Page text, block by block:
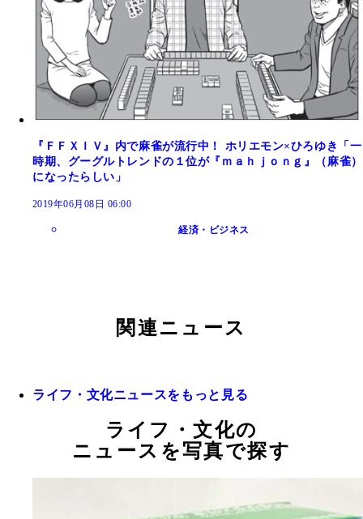
『ＦＦＸＩＶ』内で麻雀が流行中！ ホリエモン×ひろゆき「一
時期、グーグルトレンドの１位が『ｍａｈｊｏｎｇ』（麻雀）
になったらしい」
2019年06月08日 06:00
経済・ビジネス
関連ニュース
ライフ・文化ニュースをもっと見る
ライフ・文化の
ニュースを写真で探す